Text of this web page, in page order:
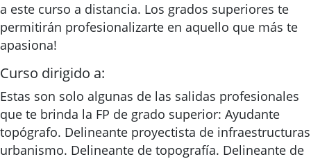
a este curso a distancia. Los grados superiores te
permitirán profesionalizarte en aquello que más te
apasiona!
Curso dirigido a:
Estas son solo algunas de las salidas profesionales
que te brinda la FP de grado superior: Ayudante
topógrafo. Delineante proyectista de
urbanismo. Delineante de topografía. Delineante de